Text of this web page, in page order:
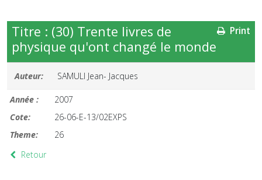
Print
Titre : (30) Trente livres de
physique qu'ont changé le monde
Auteur: SAMULI Jean- Jacques
Année :
2007
Cote:
26-06-E-13/02EXPS
Theme:
26
Retour